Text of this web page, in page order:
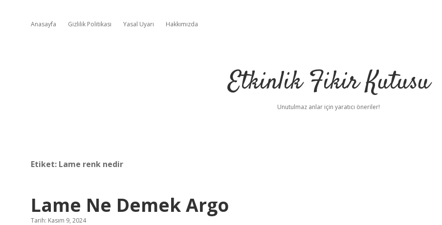
Anasayfa Gizlilik Politikası Yasal Uyarı Hakkımızda
Etkinlik Fikir Kutusu
Unutulmaz anlar için yaratıcı öneriler!
Etiket: Lame renk nedir
Lame Ne Demek Argo
Tarih: Kasım 9, 2024